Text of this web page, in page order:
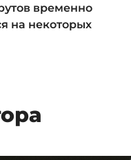
временно
на некоторых